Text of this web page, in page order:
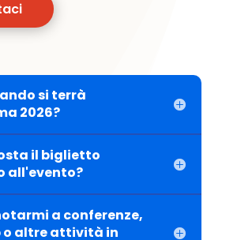
si terrà
2026?
il biglietto
all'evento?
a conferenze,
o altre attività in